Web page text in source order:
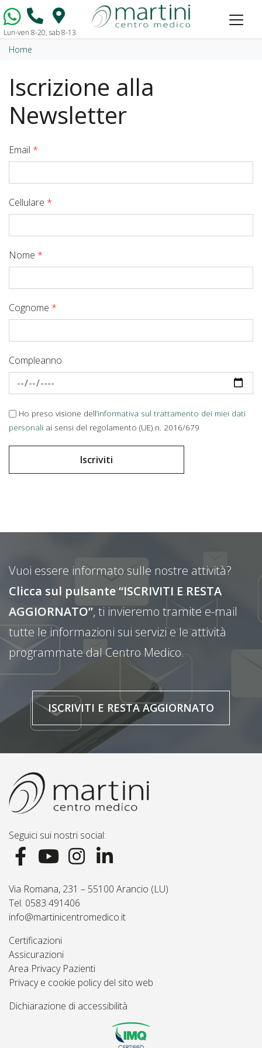
Vai al contenuto
Lun-ven 8-20, sab 8-13
Home
Iscrizione alla
Newsletter
Email *
Cellulare *
Nome *
Cognome *
Compleanno
Ho preso visione dell’informativa sul trattamento dei miei dati
personali ai sensi del regolamento (UE) n. 2016/679
Vuoi essere informato sulle nostre attività?
Clicca sul pulsante “ISCRIVITI E RESTA
AGGIORNATO”, ti invieremo tramite e-mail
tutte le informazioni sui servizi e le attività
programmate dal Centro Medico.
ISCRIVITI E RESTA AGGIORNATO
Seguici sui nostri social:
Via Romana, 231 – 55100 Arancio (LU)
Tel. 0583 491406
info@martinicentromedico.it
Certificazioni
Assicurazioni
Area Privacy Pazienti
Privacy e cookie policy del sito web
Dichiarazione di accessibilità